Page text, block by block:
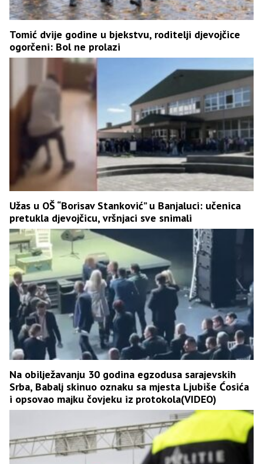
Tomić dvije godine u bjekstvu, roditelji djevojčice
ogorčeni: Bol ne prolazi
Užas u OŠ “Borisav Stanković” u Banjaluci: učenica
pretukla djevojčicu, vršnjaci sve snimali
Na obilježavanju 30 godina egzodusa sarajevskih
Srba, Babalj skinuo oznaku sa mjesta Ljubiše Ćosića
i opsovao majku čovjeku iz protokola(VIDEO)